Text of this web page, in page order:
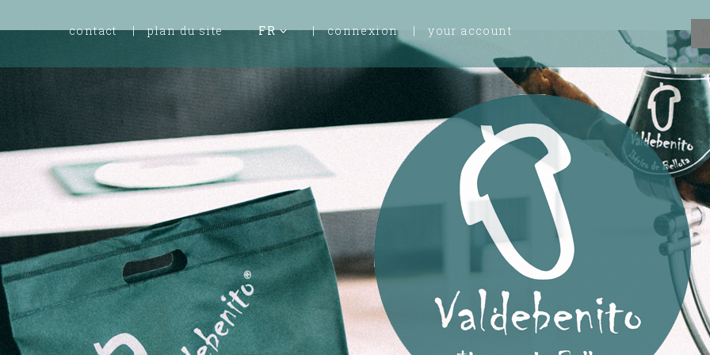
contact plan du site FR connexion your account